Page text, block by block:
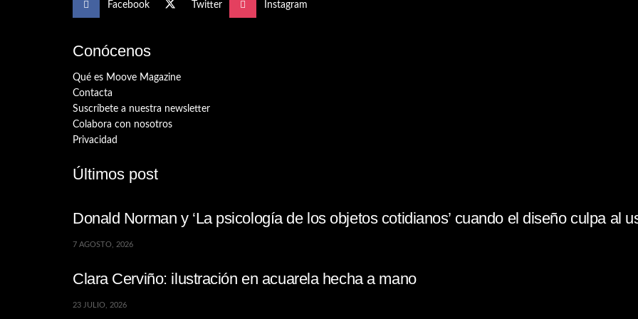
Facebook Twitter Instagram
Conócenos
Qué es Moove Magazine
Contacta
Suscríbete a nuestra newsletter
Colabora con nosotros
Privacidad
Últimos post
Donald Norman y ‘La psicología de los objetos cotidianos’ cuando el diseño culpa al
7 AGOSTO, 2026
Clara Cerviño: ilustración en acuarela hecha a mano
23 JULIO, 2026